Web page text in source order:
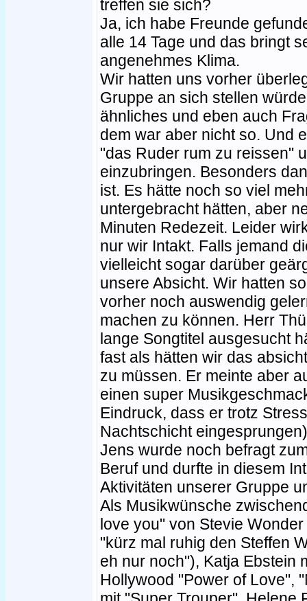
treffen sie sich?
Ja, ich habe Freunde
alle 14 Tage und das bringt
angenehmes Klima.
Wir hatten uns vorher
Gruppe an sich stellen
ähnliches und eben auch
dem war aber nicht so. Und
"das Ruder rum zu reissen"
einzubringen. Besonders
ist. Es hätte noch so viel
untergebracht hätten, aber
Minuten Redezeit. Leider
nur wir Intakt. Falls jemand
vielleicht sogar darüber
unsere Absicht. Wir hatten
vorher noch auswendig
machen zu können. Herr
lange Songtitel ausgesucht
fast als hätten wir das
zu müssen. Er meinte aber
einen super
Eindruck, dass er trotz
Nachtschicht
Jens wurde noch befragt
Beruf und durfte in diesem
Aktivitäten unserer Gruppe
Als Musikwünsche
love you" von Stevie
"kürz mal ruhig den Steffen
eh nur noch"), Katja Ebstein
Hollywood "Power of Love",